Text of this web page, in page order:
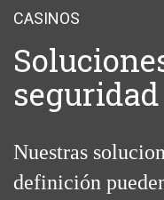
CASINOS
seguridad
Nuestras
definición